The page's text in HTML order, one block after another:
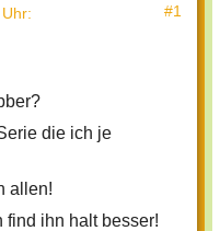
: #1
die ich je
allen!
ihn halt besser!